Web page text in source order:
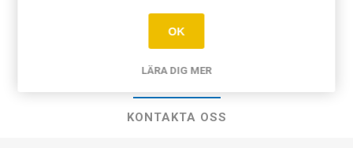
ÖVERSIKT
KONTAKTA OSS
OK
LÄRA DIG MER